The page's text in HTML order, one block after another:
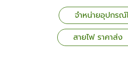
จำหน่ายอุปกรณ์
สายไฟ ราคาส่ง